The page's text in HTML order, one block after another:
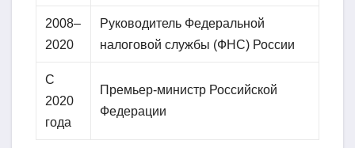
2008–
2020
Руководитель Федеральной
налоговой службы (ФНС) России
С
2020
года
Премьер-министр Российской
Федерации